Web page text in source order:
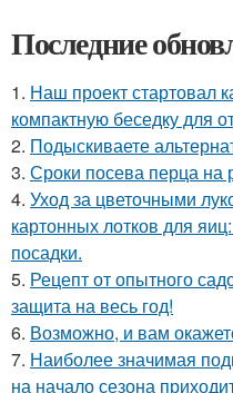
Последние
1. Наш проект стартовал
компактную беседку для
2. Подыскиваете
3. Сроки посева перца на
4. Уход за цветочными
картонных лотков для
посадки.
5. Рецепт от опытного
защита на весь год!
6. Возможно, и вам
7. Наиболее значимая
на начало сезона